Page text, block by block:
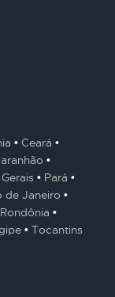
Ceará
Pará
de Janeiro
Rondônia
Tocantins